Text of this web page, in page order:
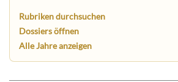
Rubriken durchsuchen
Dossiers öffnen
Alle Jahre anzeigen